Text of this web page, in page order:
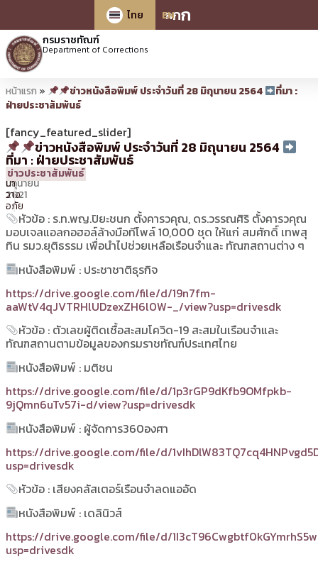
กกก
ไทย
EN
กรมราชทัณฑ์
Department of Corrections
หน้าแรก » ข่าวหนังสือพิมพ์ ประจำวันที่ 28 มิถุนายน 2564
ที่มา :
ฝ่ายประชาสัมพันธ์
[fancy_featured_slider]
ข่าวหนังสือพิมพ์ ประจำวันที่ 28 มิถุนายน 2564
ที่มา : ฝ่ายประชาสัมพันธ์
28
มิถุนายน
2021
08:05 น.
โดย
สุพรรณ
นา
วาง
อภัย
ข่าวประชาสัมพันธ์
หัวข้อ : ร.ท.พญ.ปิยะชนก ตั้งคารวคุณ, ดร.วรรณศิริ ตั้งคารวคุณ
มอบเจลแอลกอฮอล์ล้างมือทีโพล์ 10,000 ชุด ให้แก่ สมศักดิ์ เทพสุ
ทิน รมว.ยุติธรรม เพื่อนำไปช่วยเหลือเรือนจำและ ทัณฑสถานต่าง ๆ
หนังสือพิมพ์ : ประชาชาติธุรกิจ
https://drive.google.com/file/d/19n7fm-
aaWtV4qJVTRHlUDzexZH6l0W-_/view?usp=drivesdk
หัวข้อ : ตัวเลขผู้ติดเชื้อสะสมโควิด-19 สะสมในเรือนจำและ
ทัณฑสถานตามข้อมูลของกรมราชทัณฑ์ประเทศไทย
หนังสือพิมพ์ : มติชน
https://drive.google.com/file/d/1p3rGP9dKfb9OMfpkb-
9jQmn6uTv57i-d/view?usp=drivesdk
หนังสือพิมพ์ : ผู้จัดการ360องศา
https://drive.google.com/file/d/
usp=drivesdk
หัวข้อ : เสียงคลัสเตอร์เรือนจำลดแออัด
หนังสือพิมพ์ : เดลินิวส์
https://drive.google.com/file/d/
usp=drivesdk